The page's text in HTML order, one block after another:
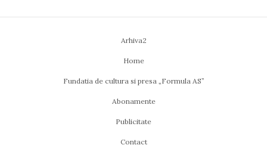
Arhiva2
Home
Fundatia de cultura si presa „Formula AS”
Abonamente
Publicitate
Contact